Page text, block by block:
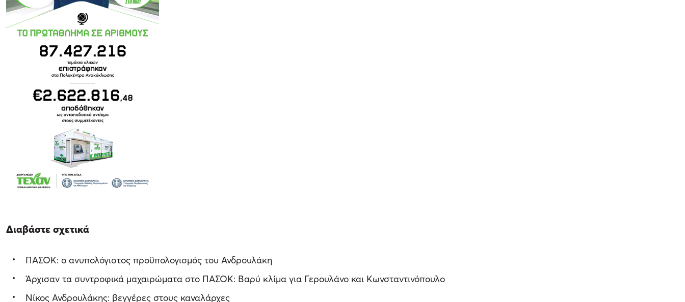
Διαβάστε σχετικά
ΠΑΣΟΚ: ο ανυπολόγιστος προϋπολογισμός του Ανδρουλάκη
Άρχισαν τα συντροφικά μαχαιρώματα στο ΠΑΣΟΚ: Βαρύ κλίμα για Γερουλάνο και Κωνσταντινόπουλο
Νίκος Ανδρουλάκης: βεγγέρες στους καναλάρχες